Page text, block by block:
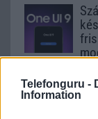
Telefonguru -
Information
A One UI 9
funkciókat és